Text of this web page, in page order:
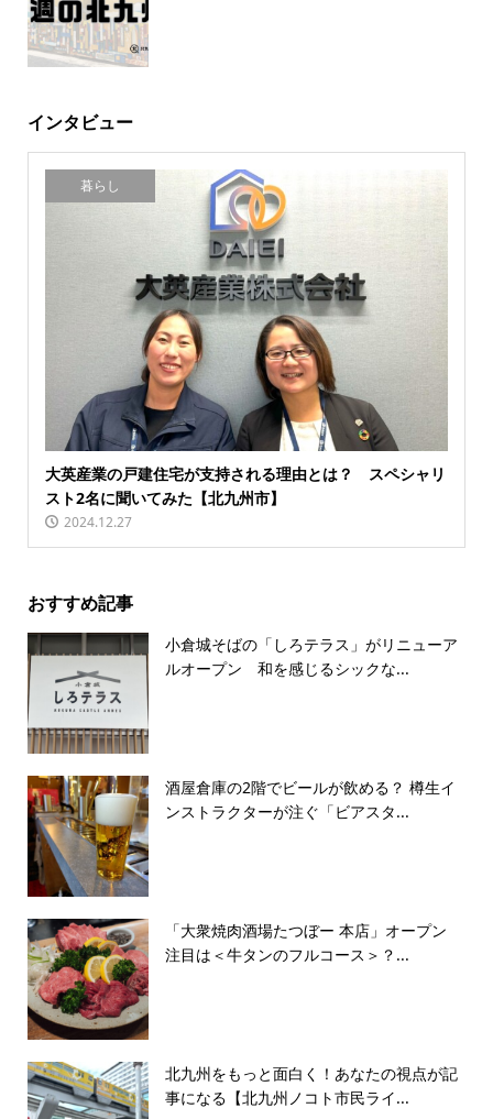
インタビュー
暮らし
大英産業の戸建住宅が支持される理由とは？ スペシャリ
スト2名に聞いてみた【北九州市】
2024.12.27
おすすめ記事
小倉城そばの「しろテラス」がリニューア
ルオープン 和を感じるシックな...
酒屋倉庫の2階でビールが飲める？ 樽生イ
ンストラクターが注ぐ「ビアスタ...
「大衆焼肉酒場たつぼー 本店」オープン
注目は＜牛タンのフルコース＞？...
北九州をもっと面白く！あなたの視点が記
事になる【北九州ノコト市民ライ...